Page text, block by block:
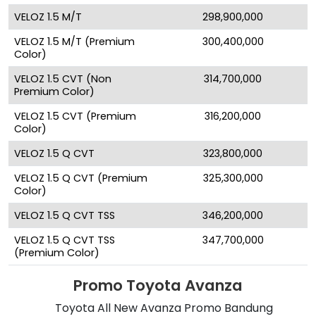
VELOZ 1.5 M/T
298,900,000
VELOZ 1.5 M/T (Premium
Color)
300,400,000
VELOZ 1.5 CVT (Non
Premium Color)
314,700,000
VELOZ 1.5 CVT (Premium
Color)
316,200,000
VELOZ 1.5 Q CVT
323,800,000
VELOZ 1.5 Q CVT (Premium
Color)
325,300,000
VELOZ 1.5 Q CVT TSS
346,200,000
VELOZ 1.5 Q CVT TSS
(Premium Color)
347,700,000
Promo Toyota Avanza